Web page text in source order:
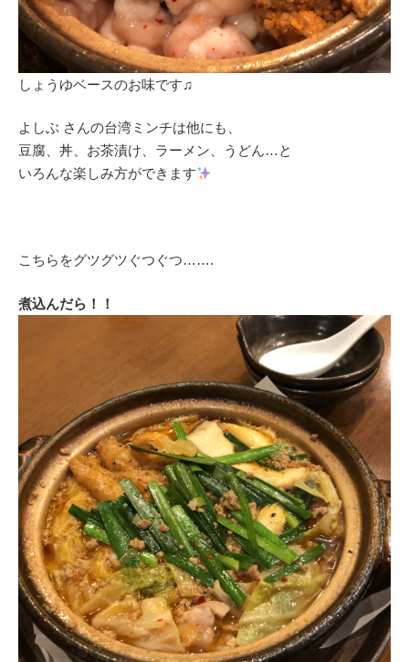
しょうゆベースのお味です♫
よしぶ さんの台湾ミンチは他にも、
豆腐、丼、お茶漬け、ラーメン、うどん…と
いろんな楽しみ方ができます
こちらをグツグツぐつぐつ…….
煮込んだら！！